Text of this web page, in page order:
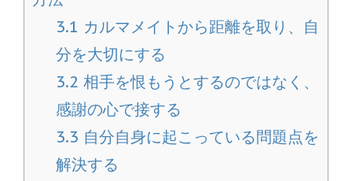
3.1 カルマメイトから距離を取り、自
分を大切にする
3.2 相手を恨もうとするのではなく、
感謝の心で接する
3.3 自分自身に起こっている問題点を
解決する